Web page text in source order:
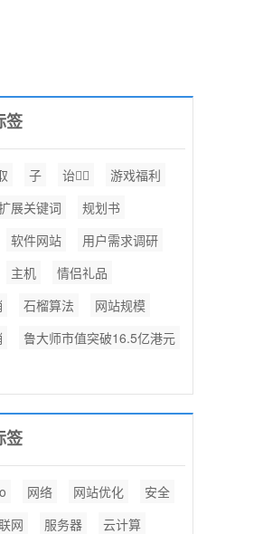
签
子 诒
游戏福利
展关键词
规划书
软件网站
用户需求调研
主机
情侣礼品
石榴算法
网站规模
鲁大师市值突破16.5亿港元
签
网络 网站优化
安全
网 服务器
云计算